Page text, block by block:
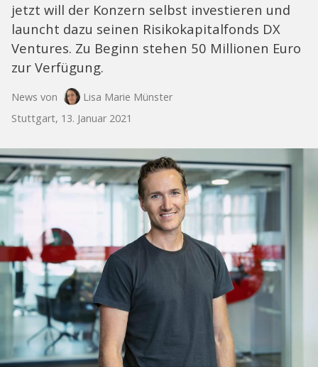
jetzt will der Konzern selbst investieren und
launcht dazu seinen Risikokapitalfonds DX
Ventures. Zu Beginn stehen 50 Millionen Euro
zur Verfügung.
News von
Lisa Marie Münster
Stuttgart, 13. Januar 2021